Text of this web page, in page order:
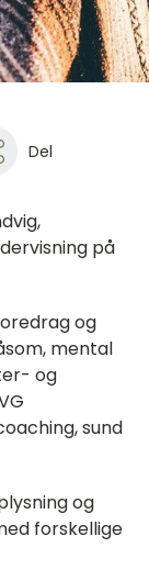
Del
på
og
mental
og
sund
og
forskellige